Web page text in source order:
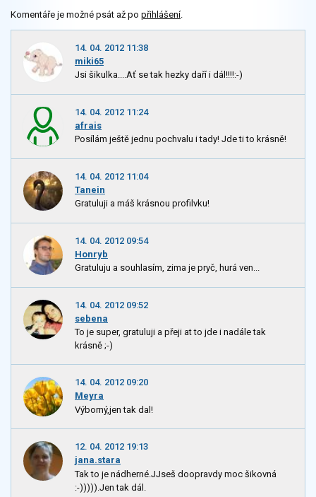
Komentáře je možné psát až po přihlášení.
14. 04. 2012 11:38
miki65
Jsi šikulka....Ať se tak hezky daří i dál!!!!:-)
14. 04. 2012 11:24
afrais
Posílám ještě jednu pochvalu i tady! Jde ti to krásně!
14. 04. 2012 11:04
Tanein
Gratuluji a máš krásnou profilvku!
14. 04. 2012 09:54
Honryb
Gratuluju a souhlasím, zima je pryč, hurá ven...
14. 04. 2012 09:52
sebena
To je super, gratuluji a přeji at to jde i nadále tak
krásně ;-)
14. 04. 2012 09:20
Meyra
Výborný,jen tak dal!
12. 04. 2012 19:13
jana.stara
Tak to je nádherné.JJseš doopravdy moc šikovná
:-))))).Jen tak dál.